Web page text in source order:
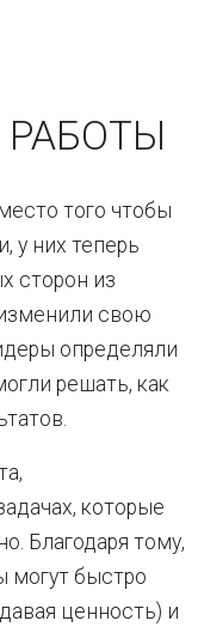
того чтобы
у них теперь
сторон из
свою
определяли
решать, как
которые
Благодаря тому,
могут быстро
ценность) и